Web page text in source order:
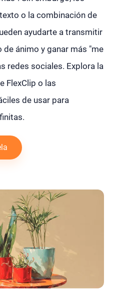
o la combinación de
ayudarte a transmitir
ánimo y ganar más "me
redes sociales. Explora la
FlexClip o las
de usar para